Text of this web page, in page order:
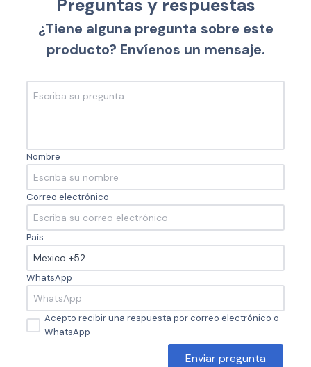
Preguntas y respuestas
¿Tiene alguna pregunta sobre este
producto? Envíenos un mensaje.
Nombre
Correo electrónico
País
WhatsApp
Acepto recibir una respuesta por correo electrónico o
WhatsApp
Enviar pregunta